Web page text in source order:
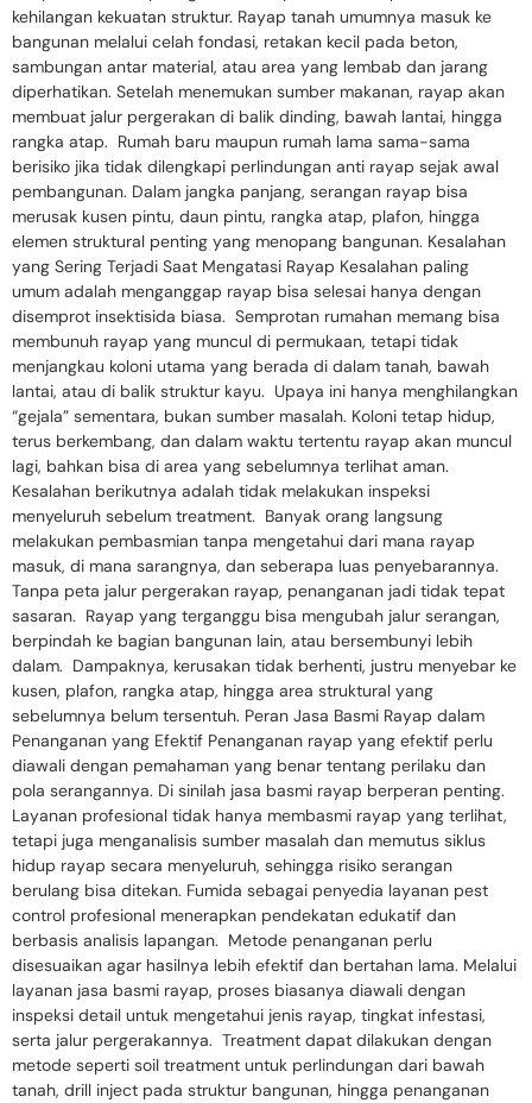
kehilangan kekuatan struktur. Rayap tanah umumnya masuk ke
bangunan melalui celah fondasi, retakan kecil pada beton,
sambungan antar material, atau area yang lembab dan jarang
diperhatikan. Setelah menemukan sumber makanan, rayap akan
membuat jalur pergerakan di balik dinding, bawah lantai, hingga
rangka atap. Rumah baru maupun rumah lama sama-sama
berisiko jika tidak dilengkapi perlindungan anti rayap sejak awal
pembangunan. Dalam jangka panjang, serangan rayap bisa
merusak kusen pintu, daun pintu, rangka atap, plafon, hingga
elemen struktural penting yang menopang bangunan. Kesalahan
yang Sering Terjadi Saat Mengatasi Rayap Kesalahan paling
umum adalah menganggap rayap bisa selesai hanya dengan
disemprot insektisida biasa. Semprotan rumahan memang bisa
membunuh rayap yang muncul di permukaan, tetapi tidak
menjangkau koloni utama yang berada di dalam tanah, bawah
lantai, atau di balik struktur kayu. Upaya ini hanya menghilangkan
“gejala” sementara, bukan sumber masalah. Koloni tetap hidup,
terus berkembang, dan dalam waktu tertentu rayap akan muncul
lagi, bahkan bisa di area yang sebelumnya terlihat aman.
Kesalahan berikutnya adalah tidak melakukan inspeksi
menyeluruh sebelum treatment. Banyak orang langsung
melakukan pembasmian tanpa mengetahui dari mana rayap
masuk, di mana sarangnya, dan seberapa luas penyebarannya.
Tanpa peta jalur pergerakan rayap, penanganan jadi tidak tepat
sasaran. Rayap yang terganggu bisa mengubah jalur serangan,
berpindah ke bagian bangunan lain, atau bersembunyi lebih
dalam. Dampaknya, kerusakan tidak berhenti, justru menyebar ke
kusen, plafon, rangka atap, hingga area struktural yang
sebelumnya belum tersentuh. Peran Jasa Basmi Rayap dalam
Penanganan yang Efektif Penanganan rayap yang efektif perlu
diawali dengan pemahaman yang benar tentang perilaku dan
pola serangannya. Di sinilah jasa basmi rayap berperan penting.
Layanan profesional tidak hanya membasmi rayap yang terlihat,
tetapi juga menganalisis sumber masalah dan memutus siklus
hidup rayap secara menyeluruh, sehingga risiko serangan
berulang bisa ditekan. Fumida sebagai penyedia layanan pest
control profesional menerapkan pendekatan edukatif dan
berbasis analisis lapangan. Metode penanganan perlu
disesuaikan agar hasilnya lebih efektif dan bertahan lama. Melalui
layanan jasa basmi rayap, proses biasanya diawali dengan
inspeksi detail untuk mengetahui jenis rayap, tingkat infestasi,
serta jalur pergerakannya. Treatment dapat dilakukan dengan
metode seperti soil treatment untuk perlindungan dari bawah
tanah, drill inject pada struktur bangunan, hingga penanganan